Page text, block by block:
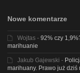
Nowe komentarze
Wojtas - 92% czy
marihuanie
Jakub Gajewski -
marihuany. Prawo już dziś